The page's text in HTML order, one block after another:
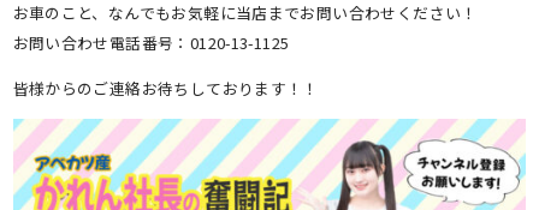
お車のこと、なんでもお気軽に当店までお問い合わせください！
お問い合わせ電話番号：0120-13-1125
皆様からのご連絡お待ちしております！！